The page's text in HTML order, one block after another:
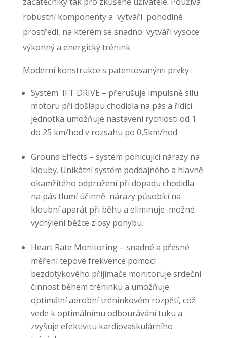
robustní komponenty a vytváří pohodlné
prostředí, na kterém se snadno vytváří vysoce
výkonný a energický trénink.
Moderní konstrukce s patentovanými prvky :
Systém IFT DRIVE – přerušuje impulsně sílu
motoru při došlapu chodidla na pás a řídící
jednotka umožňuje nastavení rychlosti od 1
do 25 km/hod v rozsahu po 0,5km/hod.
Ground Effects – systém pohlcující nárazy na
klouby. Unikátní systém poddajného a hlavně
okamžitého odpružení při dopadu chodidla
na pás tlumí účinně nárazy působící na
kloubní aparát při běhu a eliminuje možné
vychýlení běžce z osy pohybu.
Heart Rate Monitoring – snadné a přesné
měření tepové frekvence pomocí
bezdotykového přijímače monitoruje srdeční
činnost během tréninku a umožňuje
optimální aerobní tréninkovém rozpětí, což
vede k optimálnímu odbourávání tuku a
zvyšuje efektivitu kardiovaskulárního